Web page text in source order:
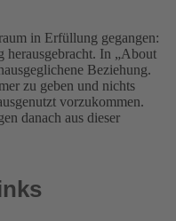
in Erfüllung gegangen:
herausgebracht. In „About
Beziehung.
zu geben und nichts
vorzukommen.
danach aus dieser